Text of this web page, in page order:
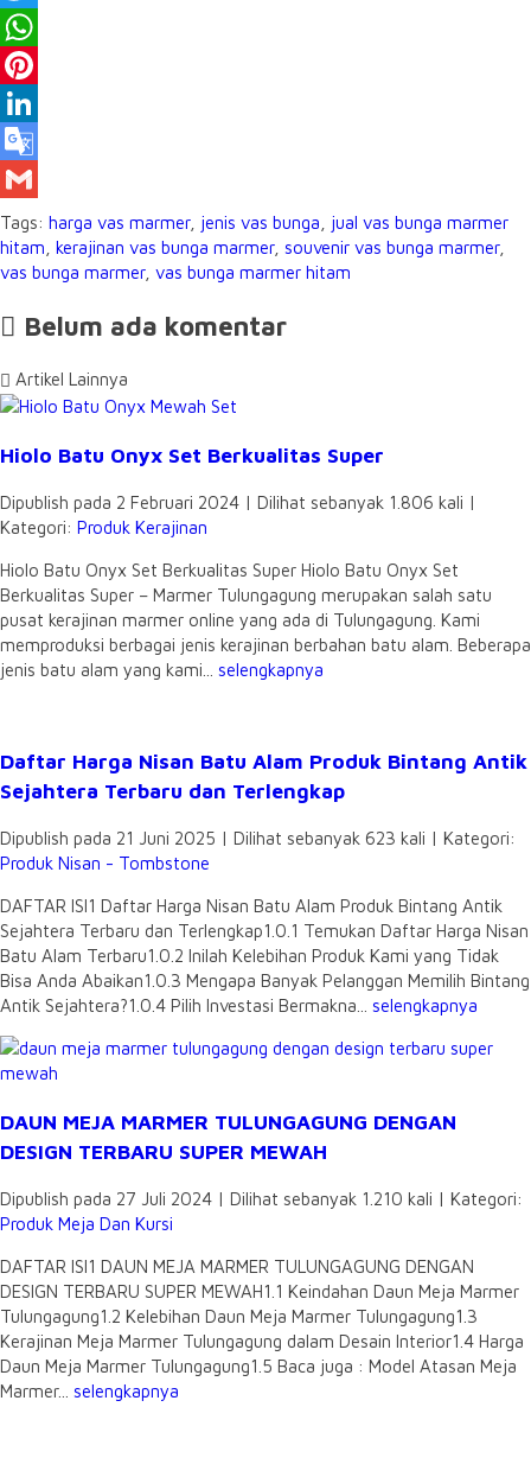
Twitter
WhatsApp
Pinterest
LinkedIn
Google
Translate
Gmail
Tags: harga vas marmer, jenis vas bunga
jual vas bunga marmer
hitam kerajinan vas bunga marmer, souvenir vas bunga marmer,
vas bunga marmer, vas bunga marmer hitam
Belum ada komentar
Artikel Lainnya
Hiolo Batu Onyx Set Berkualitas Super
Dipublish pada 2 Februari 2024 | Dilihat sebanyak 1.806 kali |
Kategori: Produk Kerajinan
Hiolo Batu Onyx Set Berkualitas Super Hiolo Batu Onyx Set
Berkualitas Super – Marmer Tulungagung merupakan salah satu
pusat kerajinan marmer online yang ada di Tulungagung. Kami
memproduksi berbagai jenis kerajinan berbahan batu alam. Beberapa
jenis batu alam yang kami... selengkapnya
Daftar Harga Nisan Batu Alam Produk Bintang Antik
Sejahtera Terbaru dan Terlengkap
Dipublish pada 21 Juni 2025 | Dilihat sebanyak 623 kali | Kategori:
Produk Nisan - Tombstone
DAFTAR ISI1 Daftar Harga Nisan Batu Alam Produk Bintang Antik
Sejahtera Terbaru dan Terlengkap1.0.1 Temukan Daftar Harga Nisan
Batu Alam Terbaru1.0.2 Inilah Kelebihan Produk Kami yang Tidak
Bisa Anda Abaikan1.0.3 Mengapa Banyak Pelanggan Memilih Bintang
Antik Sejahtera?1.0.4 Pilih Investasi Bermakna... selengkapnya
DAUN MEJA MARMER TULUNGAGUNG DENGAN
DESIGN TERBARU SUPER MEWAH
Dipublish pada 27 Juli 2024 | Dilihat sebanyak 1.210 kali | Kategori:
Produk Meja Dan Kursi
DAFTAR ISI1 DAUN MEJA MARMER TULUNGAGUNG DENGAN
DESIGN TERBARU SUPER MEWAH1.1 Keindahan Daun Meja Marmer
Tulungagung1.2 Kelebihan Daun Meja Marmer Tulungagung1.3
Kerajinan Meja Marmer Tulungagung dalam Desain Interior1.4 Harga
Daun Meja Marmer Tulungagung1.5 Baca juga : Model Atasan Meja
Marmer... selengkapnya